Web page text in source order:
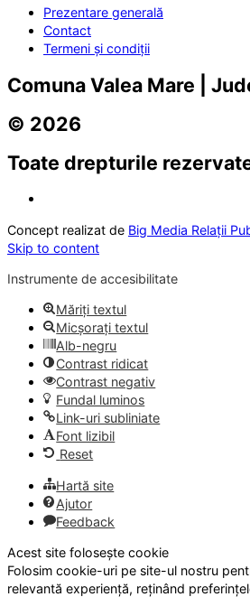
Prezentare generală
Contact
Termeni și condiții
Comuna Valea Mare |
© 2026
Toate drepturile
Concept realizat de Big Media Relații
Skip to content
Instrumente de accesibilitate
Măriți textul
Micșorați textul
Alb-negru
Contrast ridicat
Contrast negativ
Fundal luminos
Link-uri subliniate
Font lizibil
Reset
Hartă site
Ajutor
Feedback
Acest site folosește cookie
Folosim cookie-uri pe site-ul nostru
relevantă experiență, reținând